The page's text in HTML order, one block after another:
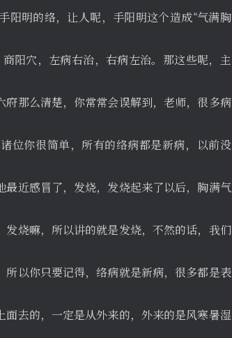
阳明的络，让人呢，手阳明这个造成“气满胸
阳穴，左病右治，右病左治。那这些呢，主
那么清楚，你常常会误解到，老师，很多病
位你很简单，所有的络病都是新病，以前没
近感冒了，发烧，发烧起来了以后，胸满气
烧嘛，所以讲的就是发烧，不然的话，我们
以你只要记得，络病就是新病，很多都是表
去的，一定是从外来的，外来的是风寒暑湿